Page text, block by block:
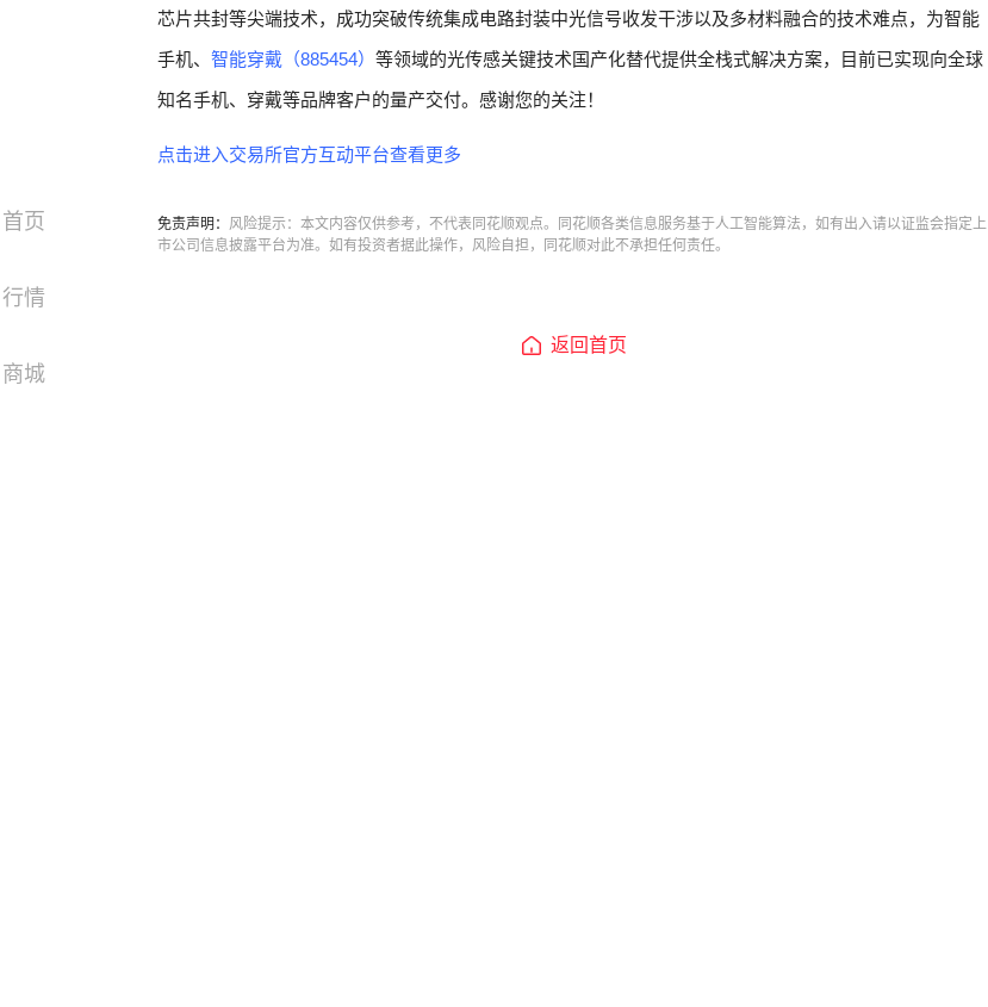
首页
行情
商城
芯片共封等尖端技术，成功突破传统集成电路封装中光信号收发干涉以及多材料融合的技术难点，为智能
手机、 智能穿戴（885454） 等领域的光传感关键技术国产化替代提供全栈式解决方案，目前已实现向全球
知名手机、穿戴等品牌客户的量产交付。感谢您的关注！
点击进入交易所官方互动平台查看更多
免责声明： 风险提示：本文内容仅供参考，不代表同花顺观点。同花顺各类信息服务基于人工智能算法，如有出入请以证监会指定上
市公司信息披露平台为准。如有投资者据此操作，风险自担，同花顺对此不承担任何责任。
返回首页